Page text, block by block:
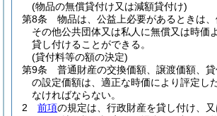
(物品の無償貸付け又は減額貸付け)
第8条
物品は、公益上必要があるときは
その他公共団体又は私人に無償又は時価
貸し付けることができる。
(貸付料等の額の決定)
第9条
普通財産の交換価額、譲渡価額、
の設定価額は、適正な時価により評定し
なければならない。
2
前項の規定は、行政財産を貸し付け、